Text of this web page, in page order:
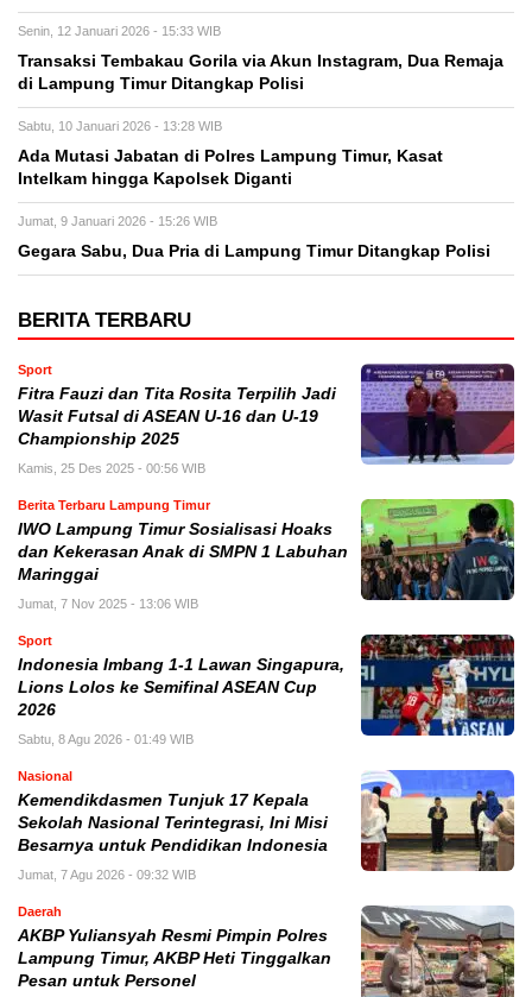
Senin, 12 Januari 2026 - 15:33 WIB
Transaksi Tembakau Gorila via Akun Instagram, Dua Remaja
di Lampung Timur Ditangkap Polisi
Sabtu, 10 Januari 2026 - 13:28 WIB
Ada Mutasi Jabatan di Polres Lampung Timur, Kasat
Intelkam hingga Kapolsek Diganti
Jumat, 9 Januari 2026 - 15:26 WIB
Gegara Sabu, Dua Pria di Lampung Timur Ditangkap Polisi
BERITA TERBARU
Sport
Fitra Fauzi dan Tita Rosita Terpilih Jadi
Wasit Futsal di ASEAN U-16 dan U-19
Championship 2025
Kamis, 25 Des 2025 - 00:56 WIB
Berita Terbaru Lampung Timur
IWO Lampung Timur Sosialisasi Hoaks
dan Kekerasan Anak di SMPN 1 Labuhan
Maringgai
Jumat, 7 Nov 2025 - 13:06 WIB
Sport
Indonesia Imbang 1-1 Lawan Singapura,
Lions Lolos ke Semifinal ASEAN Cup
2026
Sabtu, 8 Agu 2026 - 01:49 WIB
Nasional
Kemendikdasmen Tunjuk 17 Kepala
Sekolah Nasional Terintegrasi, Ini Misi
Besarnya untuk Pendidikan Indonesia
Jumat, 7 Agu 2026 - 09:32 WIB
Daerah
AKBP Yuliansyah Resmi Pimpin Polres
Lampung Timur, AKBP Heti Tinggalkan
Pesan untuk Personel